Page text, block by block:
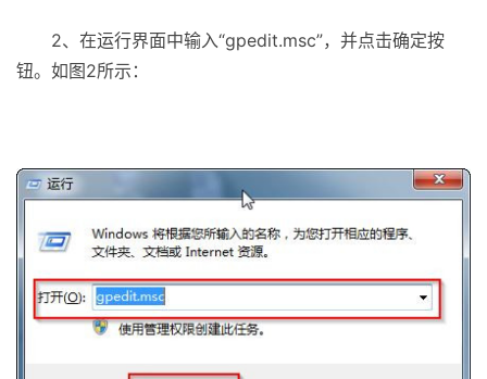
2、在运行界面中输入“gpedit.msc”，并点击确定按
钮。如图2所示：